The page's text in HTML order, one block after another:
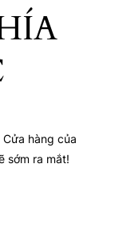
hàng của
sớm ra mắt!